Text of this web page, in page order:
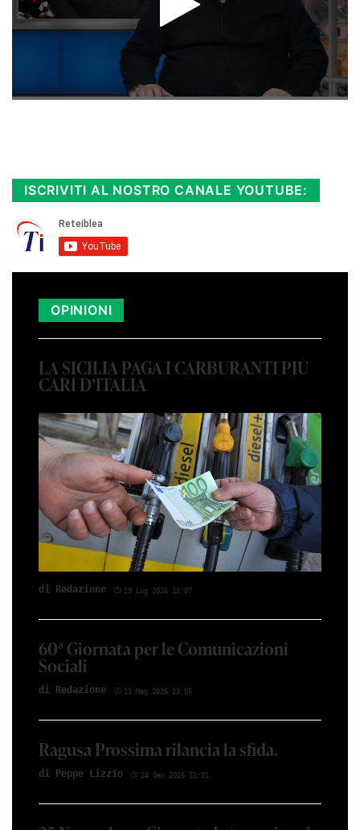
ISCRIVITI AL NOSTRO CANALE YOUTUBE:
OPINIONI
LA SICILIA PAGA I CARBURANTI PIÙ
CARI D’ITALIA
di Red­azio­ne 19 Lug 2026 13:07
60ª Giornata per le Comunicazioni
Sociali
di Red­azio­ne 11 Mag 2026 23:05
Ragusa Prossima rilancia la sfida.
di Peppe Li­z­zio 24 Gen 2026 11:01